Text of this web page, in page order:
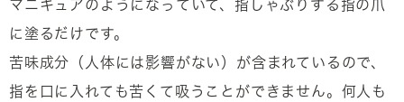
マニキュアのようになっていて、指しゃぶりする指の爪
に塗るだけです。
苦味成分（人体には影響がない）が含まれているので、
指を口に入れても苦くて吸うことができません。何人も